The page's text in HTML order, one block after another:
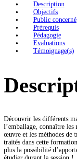
Description
Objectifs
Public concerné
Prérequis
Pédagogie
Evaluations
Témoignage(s)
Découvrir les différents
l’emballage, connaître les
œuvre et les méthodes de
traités dans cette
plus la possibilité